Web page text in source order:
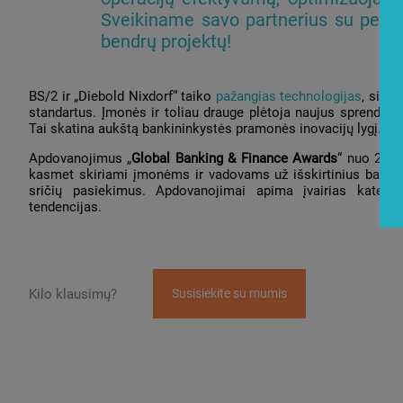
Sveikiname savo partnerius su
bendrų projektų!
BS/2 ir „Diebold Nixdorf“ taiko pažangias technologijas,
standartus. Įmonės ir toliau drauge plėtoja naujus
Tai skatina aukštą bankininkystės pramonės inovacijų lygį.
Apdovanojimus „Global Banking & Finance Awards“ nuo
kasmet skiriami įmonėms ir vadovams už išskirtinius
sričių pasiekimus. Apdovanojimai apima įvairias
tendencijas.
Kilo klausimų? Susisiekite su mumis